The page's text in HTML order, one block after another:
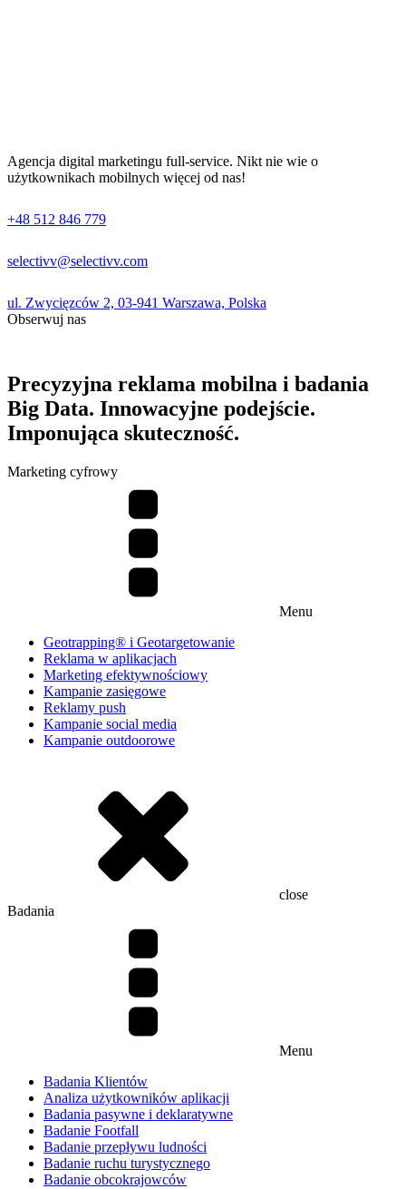
Agencja digital marketingu full-service. Nikt nie wie o
użytkownikach mobilnych więcej od nas!
+48 512 846 779
selectivv@selectivv.com
ul. Zwycięzców 2, 03-941 Warszawa, Polska
Obserwuj nas
Precyzyjna reklama mobilna i badania
Big Data. Innowacyjne podejście.
Imponująca skuteczność.
Marketing cyfrowy
Menu
Geotrapping® i Geotargetowanie
Reklama w aplikacjach
Marketing efektywnościowy
Kampanie zasięgowe
Reklamy push
Kampanie social media
Kampanie outdoorowe
close
Badania
Menu
Badania Klientów
Analiza użytkowników aplikacji
Badania pasywne i deklaratywne
Badanie Footfall
Badanie przepływu ludności
Badanie ruchu turystycznego
Badanie obcokrajowców